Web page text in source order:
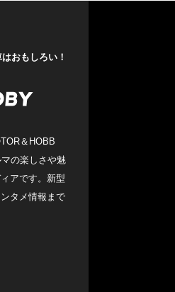
おもしろい！
＆HOBB
の楽しさや魅
アです。新型
タメ情報まで